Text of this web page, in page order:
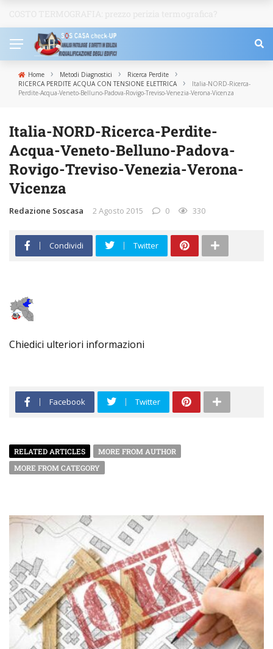
Home › Metodi Diagnostici › Ricerca Perdite ›
RICERCA PERDITE ACQUA CON TENSIONE ELETTRICA ›
Italia-NORD-Ricerca-
Perdite-Acqua-Veneto-Belluno-Padova-Rovigo-Treviso-Venezia-Verona-Vicenza
Italia-NORD-Ricerca-Perdite-
Acqua-Veneto-Belluno-Padova-
Rovigo-Treviso-Venezia-Verona-
Vicenza
Redazione Soscasa 2 Agosto 2015 0 330
Condividi Twitter
Chiedici ulteriori informazioni
Facebook Twitter
RELATED ARTICLES
MORE FROM AUTHOR
MORE FROM CATEGORY